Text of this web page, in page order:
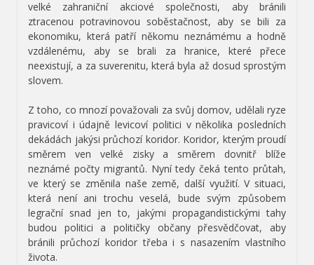
velké zahraniční akciové společnosti, aby bránili
ztracenou potravinovou soběstačnost, aby se bili za
ekonomiku, která patří někomu neznámému a hodně
vzdálenému, aby se brali za hranice, které přece
neexistují, a za suverenitu, která byla až dosud sprostým
slovem.
Z toho, co mnozí považovali za svůj domov, udělali ryze
pravicoví i údajně levicoví politici v několika posledních
dekádách jakýsi průchozí koridor. Koridor, kterým proudí
směrem ven velké zisky a směrem dovnitř blíže
neznámé počty migrantů. Nyní tedy čeká tento průtah,
ve který se změnila naše země, další využití. V situaci,
která není ani trochu veselá, bude svým způsobem
legrační snad jen to, jakými propagandistickými tahy
budou politici a političky občany přesvědčovat, aby
bránili průchozí koridor třeba i s nasazením vlastního
života.